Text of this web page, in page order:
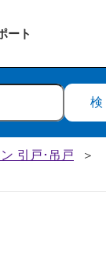
ート
引戸･吊戸